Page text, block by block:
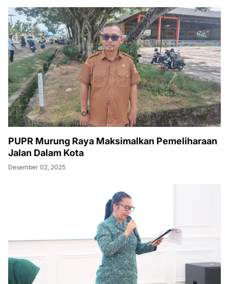
PUPR Murung Raya Maksimalkan Pemeliharaan
Jalan Dalam Kota
Desember 02, 2025